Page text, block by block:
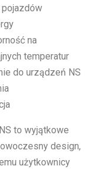
pojazdów
na
temperatur
do urządzeń NS
to wyjątkowe
design,
użytkownicy